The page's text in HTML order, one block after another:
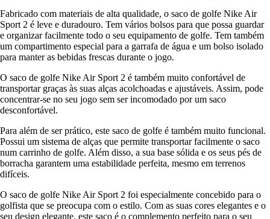
Fabricado com materiais de alta qualidade, o saco de golfe Nike Air
Sport 2 é leve e duradouro. Tem vários bolsos para que possa guardar
e organizar facilmente todo o seu equipamento de golfe. Tem também
um compartimento especial para a garrafa de água e um bolso isolado
para manter as bebidas frescas durante o jogo.
O saco de golfe Nike Air Sport 2 é também muito confortável de
transportar graças às suas alças acolchoadas e ajustáveis. Assim, pode
concentrar-se no seu jogo sem ser incomodado por um saco
desconfortável.
Para além de ser prático, este saco de golfe é também muito funcional.
Possui um sistema de alças que permite transportar facilmente o saco
num carrinho de golfe. Além disso, a sua base sólida e os seus pés de
borracha garantem uma estabilidade perfeita, mesmo em terrenos
difíceis.
O saco de golfe Nike Air Sport 2 foi especialmente concebido para o
golfista que se preocupa com o estilo. Com as suas cores elegantes e o
seu design elegante, este saco é o complemento perfeito para o seu